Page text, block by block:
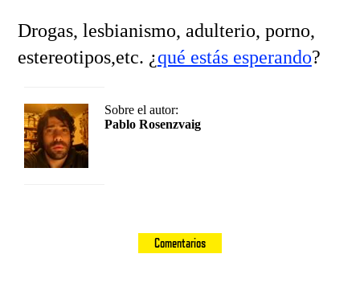
Drogas, lesbianismo, adulterio, porno,
estereotipos,etc. ¿qué estás esperando?
Sobre el autor:
Pablo Rosenzvaig
Comentarios